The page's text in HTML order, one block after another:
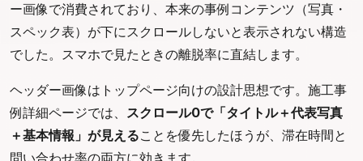
ー画像で消費されており、本来の事例コンテンツ（写真・
スペック表）が下にスクロールしないと表示されない構造
でした。スマホで見たときの離脱率に直結します。
ヘッダー画像はトップページ向けの設計思想です。施工事
例詳細ページでは、 スクロール0で「タイトル＋代表写真
＋基本情報」が見えることを優先したほうが、滞在時間と